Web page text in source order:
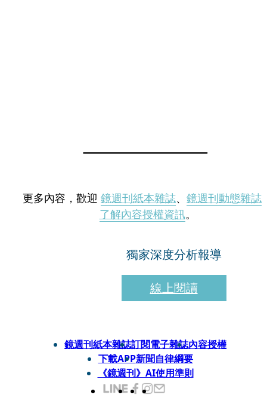
更多內容，歡迎 鏡週刊紙本雜誌、 鏡週刊動態雜誌
了解內容授權資訊。
獨家深度分析報導
線上閱讀
鏡週刊紙本雜誌訂閱電子雜誌內容授權
下載APP新聞自律綱要
《鏡週刊》AI使用準則